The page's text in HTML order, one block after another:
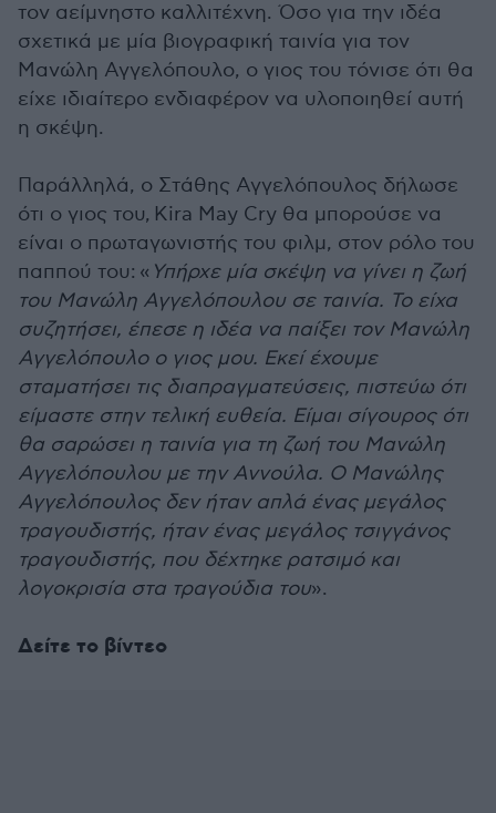
τον αείμνηστο καλλιτέχνη. Όσο για την ιδέα
σχετικά με μία βιογραφική ταινία για τον
Μανώλη Αγγελόπουλο, ο γιος του τόνισε ότι θα
είχε ιδιαίτερο ενδιαφέρον να υλοποιηθεί αυτή
η σκέψη.
Παράλληλά, ο Στάθης Αγγελόπουλος δήλωσε
ότι ο γιος του, Kira May Cry θα μπορούσε να
είναι ο πρωταγωνιστής του φιλμ, στον ρόλο του
παππού του: « Υπήρχε μία σκέψη να γίνει η ζωή
του Μανώλη Αγγελόπουλου σε ταινία. Το είχα
συζητήσει, έπεσε η ιδέα να παίξει τον Μανώλη
Αγγελόπουλο ο γιος μου. Εκεί έχουμε
σταματήσει τις διαπραγματεύσεις, πιστεύω ότι
είμαστε στην τελική ευθεία. Είμαι σίγουρος ότι
θα σαρώσει η ταινία για τη ζωή του Μανώλη
Αγγελόπουλου με την Αννούλα. Ο Μανώλης
Αγγελόπουλος δεν ήταν απλά ένας μεγάλος
τραγουδιστής, ήταν ένας μεγάλος τσιγγάνος
τραγουδιστής, που δέχτηκε ρατσιμό και
λογοκρισία στα τραγούδια του».
Δείτε το βίντεο